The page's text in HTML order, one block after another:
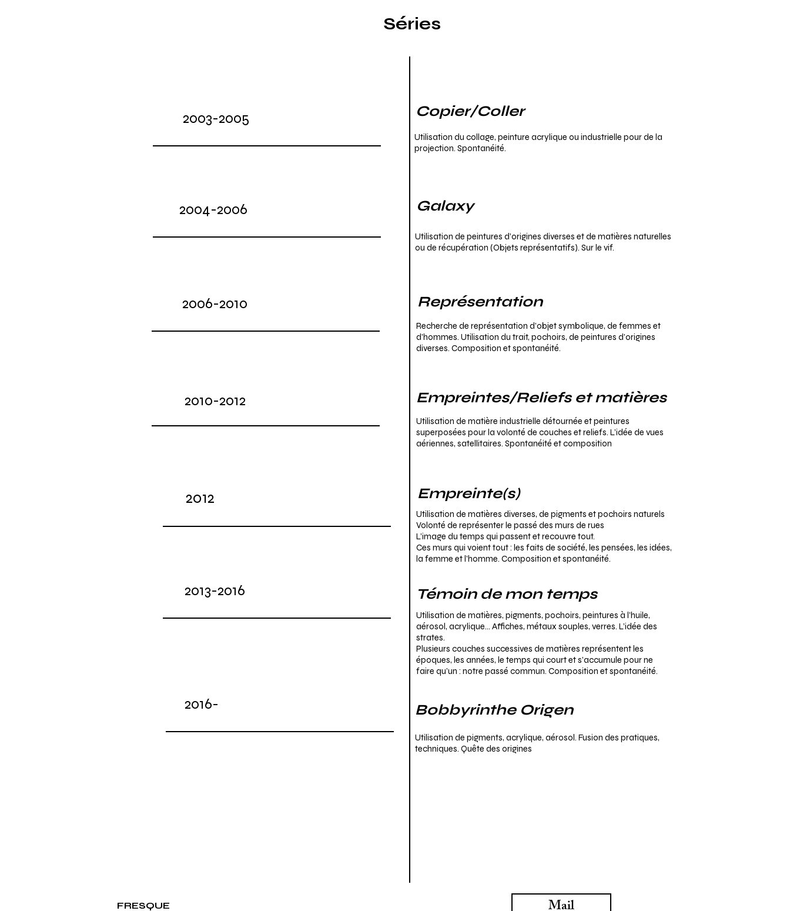
Séries
2003-2005
2004-2006
2006-2010
2010-2012
2012
2013-2016
2016-
Copier/Coller
Utilisation du collage, peinture acrylique ou industrielle pour de la
projection. Spontanéité.
Galaxy
Utilisation de peintures d’origines diverses et de matières naturelles
ou de récupération (Objets représentatifs). Sur le vif.
Représentation
Recherche de représentation d’objet symbolique, de femmes et
d’hommes. Utilisation du trait, pochoirs, de peintures d’origines
diverses. Composition et spontanéité.
Empreintes/Reliefs et matières
Utilisation de matière industrielle détournée et peintures
superposées pour la volonté de couches et reliefs. L’idée de vues
aériennes, satellitaires. Spontanéité et composition
Empreinte(s)
Utilisation de matières diverses, de pigments et pochoirs naturels
Volonté de représenter le passé des murs de rues
L’image du temps qui passent et recouvre tout.
Ces murs qui voient tout : les faits de société, les pensées, les idées,
la femme et l’homme. Composition et spontanéité.
Témoin de mon temps
Utilisation de matières, pigments, pochoirs, peintures à l’huile,
aérosol, acrylique… Affiches, métaux souples, verres. L’idée des
strates.
Plusieurs couches successives de matières représentent les
époques, les années, le temps qui court et s’accumule pour ne
faire qu’un : notre passé commun. Composition et spontanéité.
Bobbyrinthe Origen
Utilisation de pigments, acrylique, aérosol. Fusion des pratiques,
techniques. Quête des origines
FRESQUE